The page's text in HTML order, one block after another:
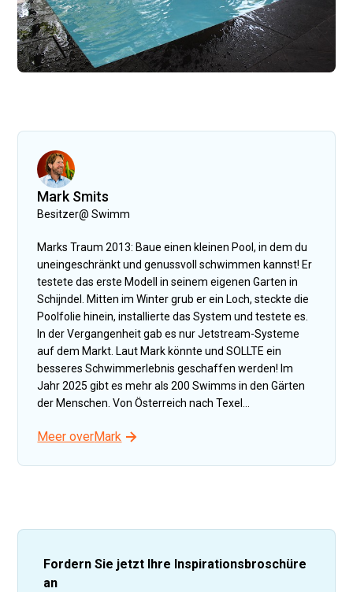
Mark Smits
Besitzer@Swimm
Marks Traum 2013: Baue einen kleinen Pool, in dem du
uneingeschränkt und genussvoll schwimmen kannst! Er
testete das erste Modell in seinem eigenen Garten in
Schijndel. Mitten im Winter grub er ein Loch, steckte die
Poolfolie hinein, installierte das System und testete es.
In der Vergangenheit gab es nur Jetstream-Systeme
auf dem Markt. Laut Mark könnte und SOLLTE ein
besseres Schwimmerlebnis geschaffen werden! Im
Jahr 2025 gibt es mehr als 200 Swimms in den Gärten
der Menschen. Von Österreich nach Texel...
Meer overMark
Fordern Sie jetzt Ihre Inspirationsbroschüre
an